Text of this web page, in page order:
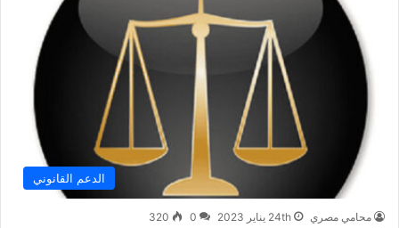
الدعم القانوني
محامي مصري 24th يناير 2023 0
320